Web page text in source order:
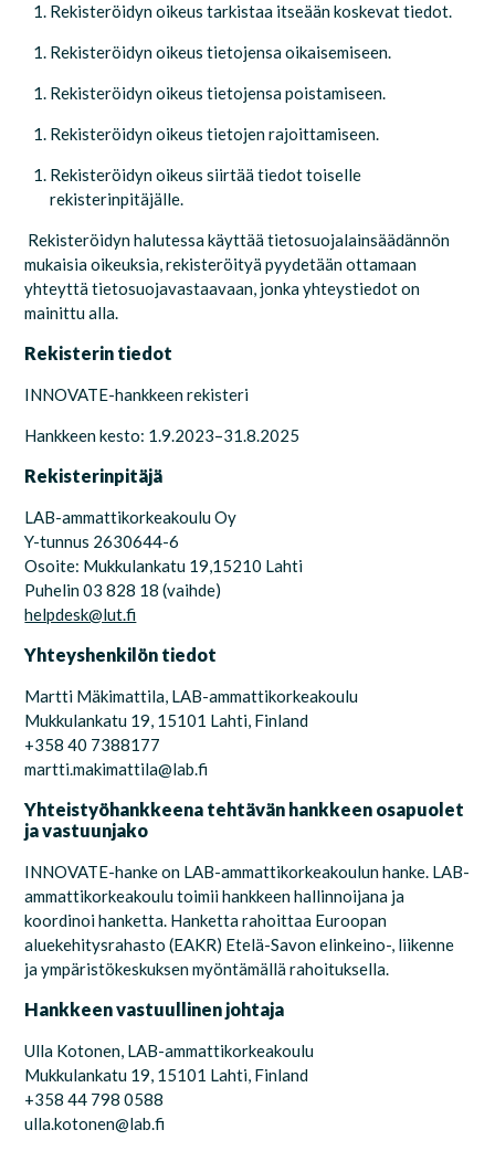
Rekisteröidyn oikeus tarkistaa itseään koskevat tiedot.
Rekisteröidyn oikeus tietojensa oikaisemiseen.
Rekisteröidyn oikeus tietojensa poistamiseen.
Rekisteröidyn oikeus tietojen rajoittamiseen.
Rekisteröidyn oikeus siirtää tiedot toiselle
rekisterinpitäjälle.
Rekisteröidyn halutessa käyttää tietosuojalainsäädännön
mukaisia oikeuksia, rekisteröityä pyydetään ottamaan
yhteyttä tietosuojavastaavaan, jonka yhteystiedot on
mainittu alla.
Rekisterin tiedot
INNOVATE-hankkeen rekisteri
Hankkeen kesto: 1.9.2023–31.8.2025
Rekisterinpitäjä
LAB-ammattikorkeakoulu Oy
Y-tunnus 2630644-6
Osoite: Mukkulankatu 19,15210 Lahti
Puhelin 03 828 18 (vaihde)
helpdesk@lut.fi
Yhteyshenkilön tiedot
Martti Mäkimattila, LAB-ammattikorkeakoulu
Mukkulankatu 19, 15101 Lahti, Finland
+358 40 7388177
martti.makimattila@lab.fi
Yhteistyöhankkeena tehtävän hankkeen osapuolet
ja vastuunjako
INNOVATE-hanke on LAB-ammattikorkeakoulun hanke. LAB-
ammattikorkeakoulu toimii hankkeen hallinnoijana ja
koordinoi hanketta. Hanketta rahoittaa Euroopan
aluekehitysrahasto(EAKR) Etelä-Savon elinkeino-, liikenne
ja ympäristökeskuksenmyöntämällärahoituksella.
Hankkeen vastuullinen johtaja
Ulla Kotonen, LAB-ammattikorkeakoulu
Mukkulankatu 19, 15101 Lahti, Finland
+358 44 798 0588
ulla.kotonen@lab.fi